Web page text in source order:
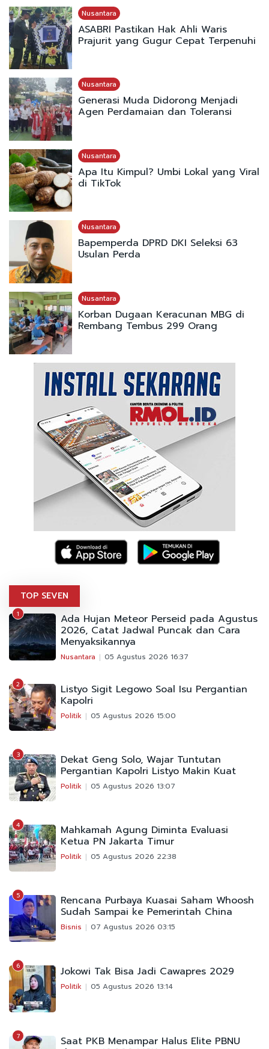
Nusantara
ASABRI Pastikan Hak Ahli Waris
Prajurit yang Gugur Cepat Terpenuhi
Nusantara
Generasi Muda Didorong Menjadi
Agen Perdamaian dan Toleransi
Nusantara
Apa Itu Kimpul? Umbi Lokal yang Viral
di TikTok
Nusantara
Bapemperda DPRD DKI Seleksi 63
Usulan Perda
Nusantara
Korban Dugaan Keracunan MBG di
Rembang Tembus 299 Orang
TOP SEVEN
1 Ada Hujan Meteor Perseid pada Agustus
2026, Catat Jadwal Puncak dan Cara
Menyaksikannya
Nusantara 05 Agustus 2026 16:37
2 Listyo Sigit Legowo Soal Isu Pergantian
Kapolri
Politik 05 Agustus 2026 15:00
3 Dekat Geng Solo, Wajar Tuntutan
Pergantian Kapolri Listyo Makin Kuat
Politik 05 Agustus 2026 13:07
4 Mahkamah Agung Diminta Evaluasi
Ketua PN Jakarta Timur
Politik 05 Agustus 2026 22:38
5 Rencana Purbaya Kuasai Saham Whoosh
Sudah Sampai ke Pemerintah China
Bisnis 07 Agustus 2026 03:15
6 Jokowi Tak Bisa Jadi Cawapres 2029
Politik 05 Agustus 2026 13:14
7 Saat PKB Menampar Halus Elite PBNU